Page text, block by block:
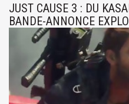
JUST CAUSE 3 : DU
BANDE-ANNONCE